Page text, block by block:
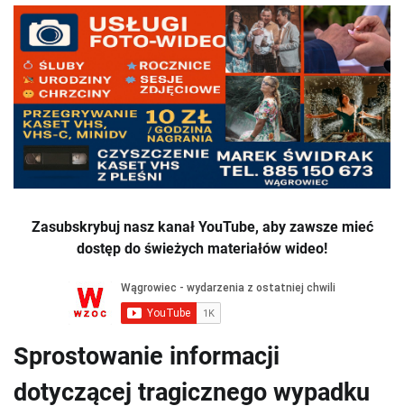
Zasubskrybuj nasz kanał YouTube, aby zawsze mieć
dostęp do świeżych materiałów wideo!
Sprostowanie informacji
dotyczącej tragicznego wypadku